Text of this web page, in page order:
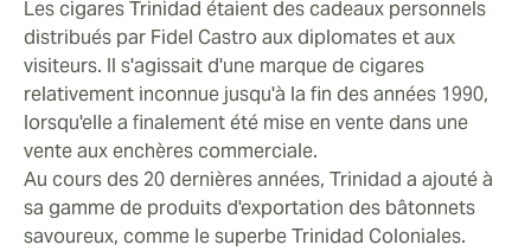
Les cigares Trinidad étaient des cadeaux personnels
distribués par Fidel Castro aux diplomates et aux
visiteurs. Il s'agissait d'une marque de cigares
relativement inconnue jusqu'à la fin des années 1990,
lorsqu'elle a finalement été mise en vente dans une
vente aux enchères commerciale.
Au cours des 20 dernières années, Trinidad a ajouté à
sa gamme de produits d'exportation des bâtonnets
savoureux, comme le superbe Trinidad Coloniales.